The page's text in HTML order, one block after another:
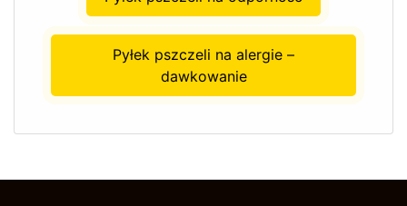
Pyłek pszczeli na alergie –
dawkowanie